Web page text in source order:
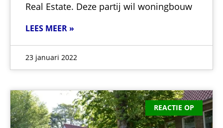
Real Estate. Deze partij wil woningbouw
LEES MEER »
23 januari 2022
REACTIE OP